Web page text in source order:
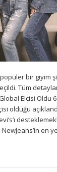
bir giyim
Tüm
Elçisi Oldu
olduğu
en